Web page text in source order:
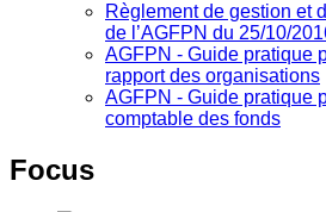
Règlement de gestion et
de l’AGFPN du 25/10/
AGFPN ‐ Guide pratique
rapport des organisations
AGFPN ‐ Guide pratique
comptable des fonds
Focus